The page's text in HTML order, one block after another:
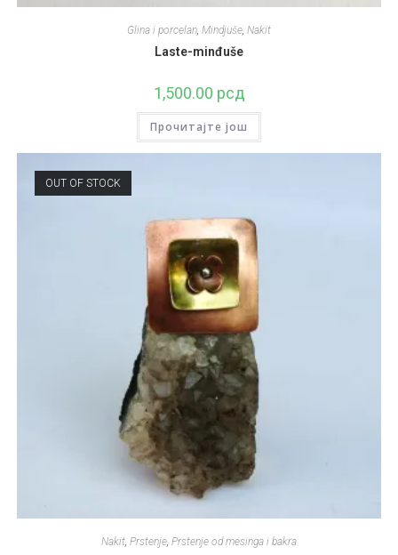
Glina i porcelan, Mindjuše, Nakit
Laste-minđuše
1,500.00 рсд
Прочитајте још
OUT OF STOCK
Nakit, Prstenje, Prstenje od mesinga i bakra